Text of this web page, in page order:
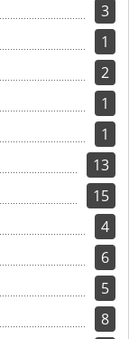
3
1
2
1
1
13
15
4
6
5
8